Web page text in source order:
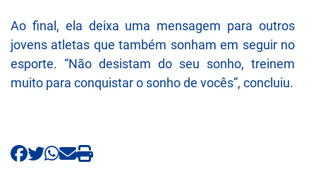
Ao final, ela deixa uma mensagem para outros
jovens atletas que também sonham em seguir no
esporte. “Não desistam do seu sonho, treinem
muito para conquistar o sonho de vocês”, concluiu.